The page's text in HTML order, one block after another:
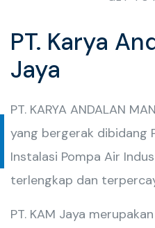
PT. Karya
Jaya
PT. KARYA ANDALAN
yang bergerak dibidang
Instalasi Pompa Air
terlengkap dan
PT. KAM Jaya